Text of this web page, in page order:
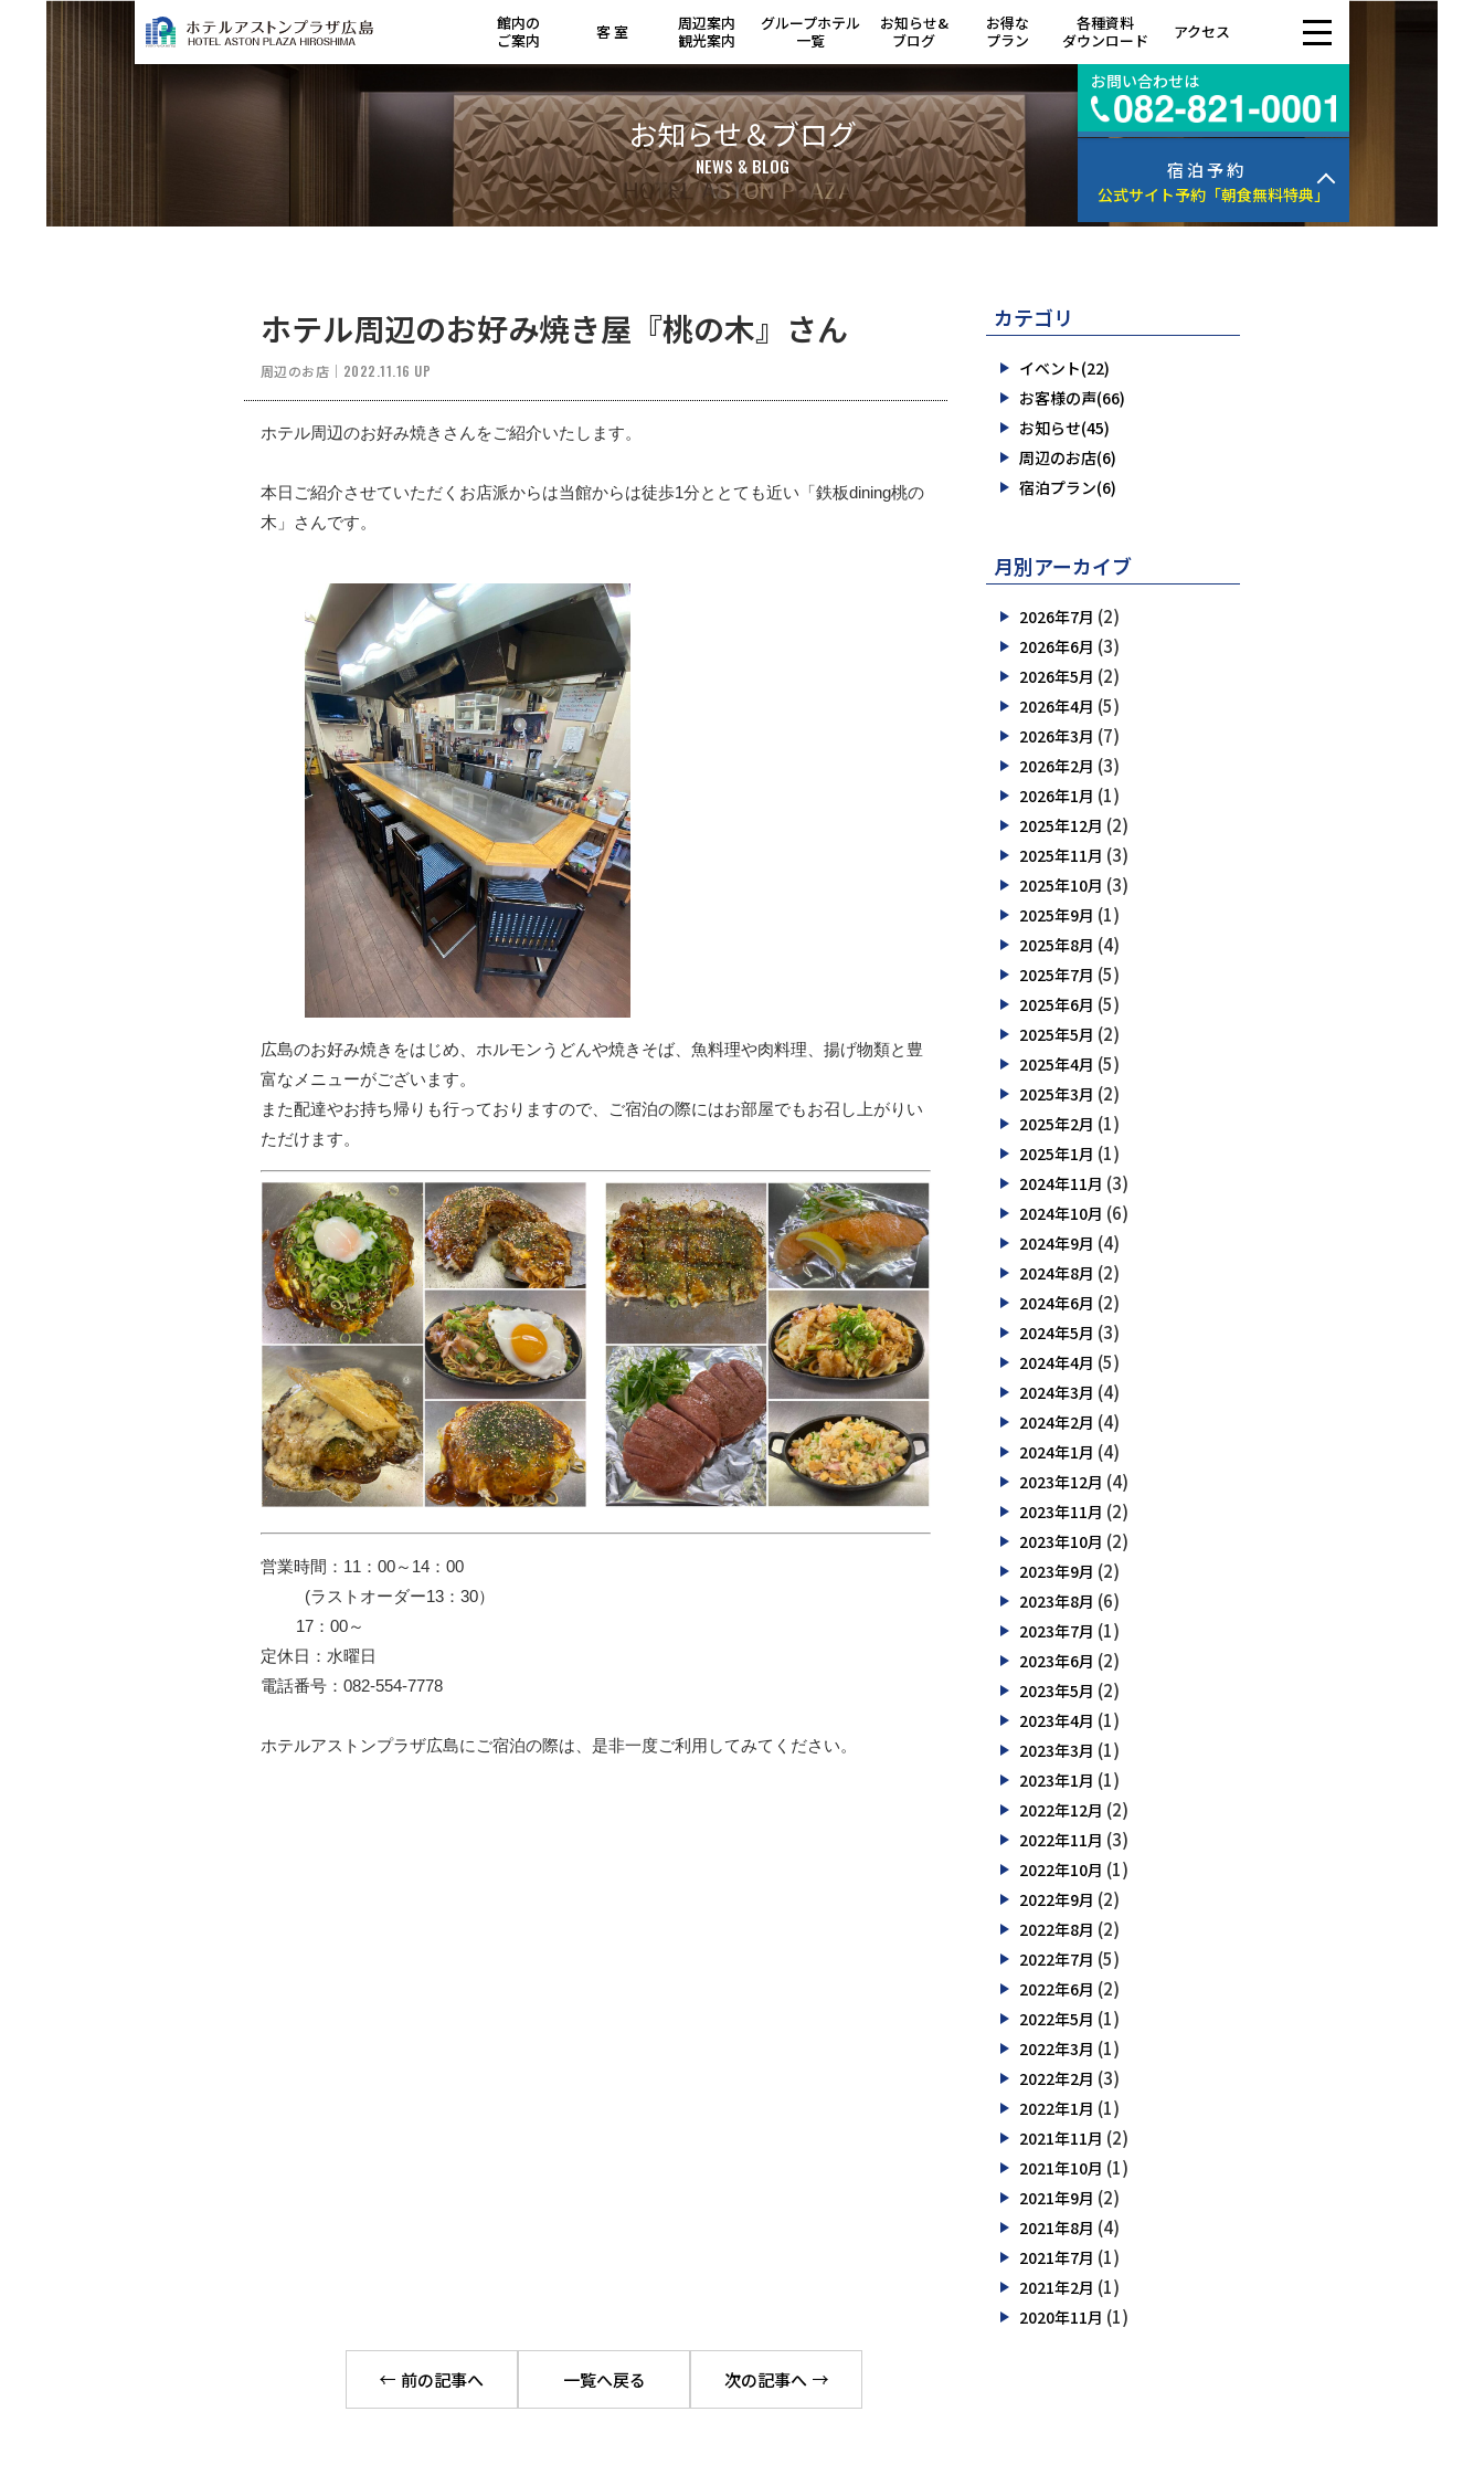
お問い合わせは
館内の
ご案内
客 室
周辺案内
観光案内
グループホテル
一覧
お知らせ&
ブログ
お得な
プラン
各種資料
ダウンロード
アクセス
宿 泊 予 約
公式サイト予約 「朝食無料特典」
お知らせ＆ブログ
NEWS & BLOG
ホテル周辺のお好み焼き屋『桃の木』さん
周辺のお店 ｜ 2022.11.16 UP
ホテル周辺のお好み焼きさんをご紹介いたします。
本日ご紹介させていただくお店派からは当館からは徒歩1分ととても近い「鉄板dining桃の
木」さんです。
広島のお好み焼きをはじめ、ホルモンうどんや焼きそば、魚料理や肉料理、揚げ物類と豊
富なメニューがございます。
また配達やお持ち帰りも行っておりますので、ご宿泊の際にはお部屋でもお召し上がりい
ただけます。
営業時間：11：00～14：00
定休日：水曜日
電話番号：082-554-7778
ホテルアストンプラザ広島にご宿泊の際は、是非一度ご利用してみてください。
前の記事へ 一覧へ戻る 次の記事へ
カテゴリ
イベント(22)
お客様の声(66)
お知らせ(45)
周辺のお店(6)
宿泊プラン(6)
月別アーカイブ
2026年7月 (2)
2026年6月 (3)
2026年5月 (2)
2026年4月 (5)
2026年3月 (7)
2026年2月 (3)
2026年1月 (1)
2025年12月 (2)
2025年11月 (3)
2025年10月 (3)
2025年9月 (1)
2025年8月 (4)
2025年7月 (5)
2025年6月 (5)
2025年5月 (2)
2025年4月 (5)
2025年3月 (2)
2025年2月 (1)
2025年1月 (1)
2024年11月 (3)
2024年10月 (6)
2024年9月 (4)
2024年8月 (2)
2024年6月 (2)
2024年5月 (3)
2024年4月 (5)
2024年3月 (4)
2024年2月 (4)
2024年1月 (4)
2023年12月 (4)
2023年11月 (2)
2023年10月 (2)
2023年9月 (2)
2023年8月 (6)
2023年7月 (1)
2023年6月 (2)
2023年5月 (2)
2023年4月 (1)
2023年3月 (1)
2023年1月 (1)
2022年12月 (2)
2022年11月 (3)
2022年10月 (1)
2022年9月 (2)
2022年8月 (2)
2022年7月 (5)
2022年6月 (2)
2022年5月 (1)
2022年3月 (1)
2022年2月 (3)
2022年1月 (1)
2021年11月 (2)
2021年10月 (1)
2021年9月 (2)
2021年8月 (4)
2021年7月 (1)
2021年2月 (1)
2020年11月 (1)